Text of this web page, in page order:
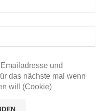
und
das nächste mal wenn
will (Cookie)